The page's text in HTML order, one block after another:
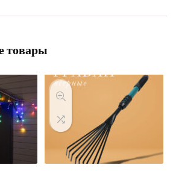
товары